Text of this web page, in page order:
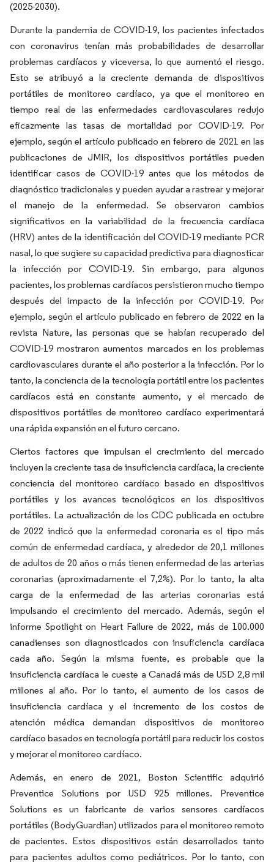
(2025-2030).
Durante la pandemia de COVID-19, los pacientes infectados
con coronavirus tenían más probabilidades de desarrollar
problemas cardíacos y viceversa, lo que aumentó el riesgo.
Esto se atribuyó a la creciente demanda de dispositivos
portátiles de monitoreo cardíaco, ya que el monitoreo en
tiempo real de las enfermedades cardiovasculares redujo
eficazmente las tasas de mortalidad por COVID-19. Por
ejemplo, según el artículo publicado en febrero de 2021 en las
publicaciones de JMIR, los dispositivos portátiles pueden
identificar casos de COVID-19 antes que los métodos de
diagnóstico tradicionales y pueden ayudar a rastrear y mejorar
el manejo de la enfermedad. Se observaron cambios
significativos en la variabilidad de la frecuencia cardíaca
(HRV) antes de la identificación del COVID-19 mediante PCR
nasal, lo que sugiere su capacidad predictiva para diagnosticar
la infección por COVID-19. Sin embargo, para algunos
pacientes, los problemas cardíacos persistieron mucho tiempo
después del impacto de la infección por COVID-19. Por
ejemplo, según el artículo publicado en febrero de 2022 en la
revista Nature, las personas que se habían recuperado del
COVID-19 mostraron aumentos marcados en los problemas
cardiovasculares durante el año posterior a la infección. Por lo
tanto, la conciencia de la tecnología portátil entre los pacientes
cardíacos está en constante aumento, y el mercado de
dispositivos portátiles de monitoreo cardíaco experimentará
una rápida expansión en el futuro cercano.
Ciertos factores que impulsan el crecimiento del mercado
incluyen la creciente tasa de insuficiencia cardíaca, la creciente
conciencia del monitoreo cardíaco basado en dispositivos
portátiles y los avances tecnológicos en los dispositivos
portátiles. La actualización de los CDC publicada en octubre
de 2022 indicó que la enfermedad coronaria es el tipo más
común de enfermedad cardíaca, y alrededor de 20,1 millones
de adultos de 20 años o más tienen enfermedad de las arterias
coronarias (aproximadamente el 7,2%). Por lo tanto, la alta
carga de la enfermedad de las arterias coronarias está
impulsando el crecimiento del mercado. Además, según el
informe Spotlight on Heart Failure de 2022, más de 100.000
canadienses son diagnosticados con insuficiencia cardíaca
cada año. Según la misma fuente, es probable que la
insuficiencia cardíaca le cueste a Canadá más de USD 2,8 mil
millones al año. Por lo tanto, el aumento de los casos de
insuficiencia cardíaca y el incremento de los costos de
atención médica demandan dispositivos de monitoreo
cardíaco basados en tecnología portátil para reducir los costos
y mejorar el monitoreo cardíaco.
Además, en enero de 2021, Boston Scientific adquirió
Preventice Solutions por USD 925 millones. Preventice
Solutions es un fabricante de varios sensores cardíacos
portátiles (BodyGuardian) utilizados para el monitoreo remoto
de pacientes. Estos dispositivos están desarrollados tanto
para pacientes adultos como pediátricos. Por lo tanto, con